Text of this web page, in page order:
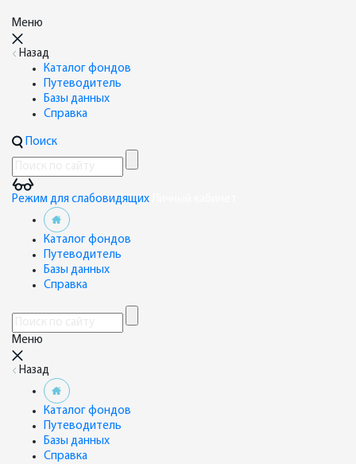
Меню
Назад
Каталог фондов
Путеводитель
Базы данных
Справка
Поиск
Режим для слабовидящих
Каталог фондов
Путеводитель
Базы данных
Справка
Меню
Назад
Каталог фондов
Путеводитель
Базы данных
Справка